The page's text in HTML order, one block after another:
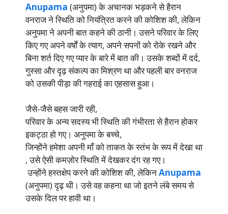
Anupama (अनुपमा) के अचानक भड़कने से हैरान
वनराज ने स्थिति को नियंत्रित करने की कोशिश की, लेकिन
अनुपमा ने अपनी बात कहने की ठानी। उसने परिवार के लिए
किए गए अपने वर्षों के त्याग, अपने सपनों को रोके रखने और
बिना शर्त दिए गए प्यार के बारे में बात की। उसके शब्दों में दर्द,
गुस्सा और दृढ़ संकल्प का मिश्रण था और पहली बार वनराज
को उसकी पीड़ा की गहराई का एहसास हुआ।
जैसे-जैसे बहस जारी रही,
परिवार के अन्य सदस्य भी स्थिति की गंभीरता से हैरान होकर
इकट्ठा हो गए। अनुपमा के बच्चे,
जिन्होंने हमेशा अपनी माँ को ताकत के स्तंभ के रूप में देखा था
, उसे ऐसी कमज़ोर स्थिति में देखकर दंग रह गए।
उन्होंने हस्तक्षेप करने की कोशिश की, लेकिनAnupama
(अनुपमा) दृढ़ थी। उसे वह कहना था जो इतने लंबे समय से
उसके दिल पर हावी था।